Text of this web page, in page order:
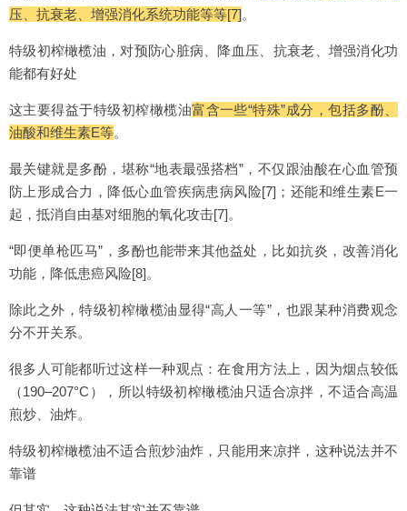
压、抗衰老、增强消化系统功能等等[7]。
特级初榨橄榄油，对预防心脏病、降血压、抗衰老、增强消化功
能都有好处
这主要得益于特级初榨橄榄油富含一些“特殊”成分，包括多酚、
油酸和维生素E等。
最关键就是多酚，堪称“地表最强搭档”，不仅跟油酸在心血管预
防上形成合力，降低心血管疾病患病风险[7]；还能和维生素E一
起，抵消自由基对细胞的氧化攻击[7]。
“即便单枪匹马”，多酚也能带来其他益处，比如抗炎，改善消化
功能，降低患癌风险[8]。
除此之外，特级初榨橄榄油显得“高人一等”，也跟某种消费观念
分不开关系。
很多人可能都听过这样一种观点：在食用方法上，因为烟点较低
（190–207°C），所以特级初榨橄榄油只适合凉拌，不适合高温
煎炒、油炸。
特级初榨橄榄油不适合煎炒油炸，只能用来凉拌，这种说法并不
靠谱